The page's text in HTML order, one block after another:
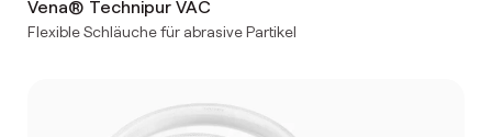
Vena® Technipur VAC
Flexible Schläuche für abrasive Partikel